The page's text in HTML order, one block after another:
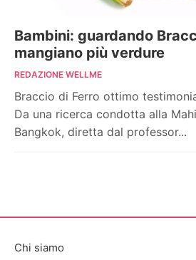
Bambini: guardando
mangiano più verdure
REDAZIONE WELLME
Braccio di Ferro ottimo
Da una ricerca condotta alla
Bangkok, diretta dal professor...
Chi siamo